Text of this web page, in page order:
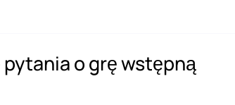
o grę wstępną